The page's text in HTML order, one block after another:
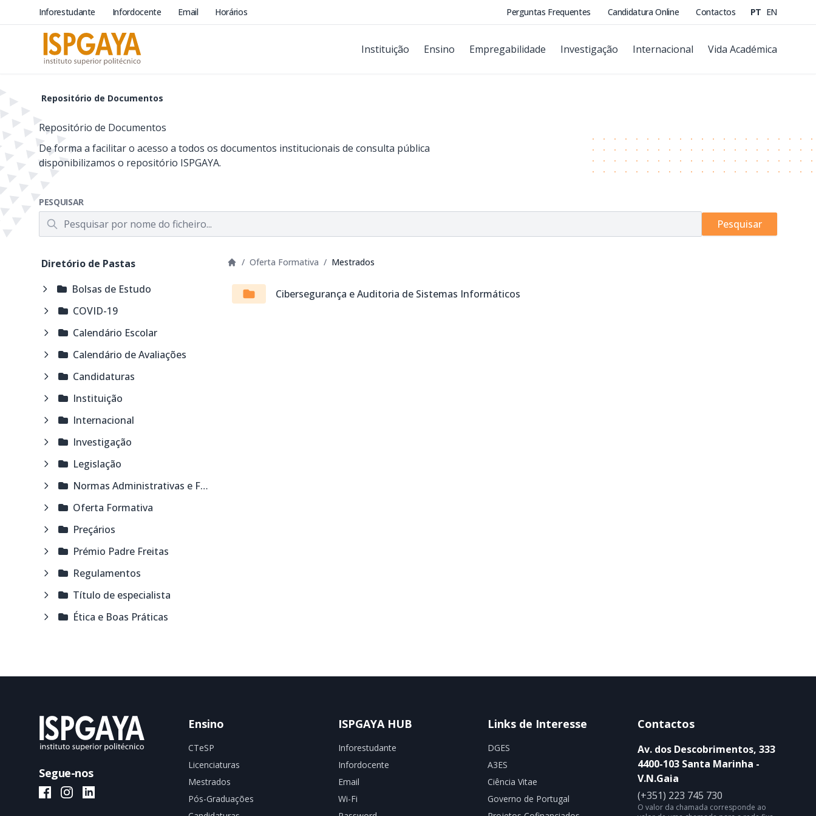
Inforestudante Infordocente Email Horários Perguntas Frequentes Candidatura Online Contactos PT EN
Instituição Ensino Empregabilidade Investigação Internacional Vida Académica
Repositório de Documentos
Repositório de Documentos
De forma a facilitar o acesso a todos os documentos institucionais de consulta pública
disponibilizamos o repositório ISPGAYA.
PESQUISAR
Pesquisar
Diretório de Pastas
Bolsas de Estudo
COVID-19
Calendário Escolar
Calendário de Avaliações
Candidaturas
Instituição
Internacional
Investigação
Legislação
Normas Administrativas e Financeiras
Oferta Formativa
Preçários
Prémio Padre Freitas
Regulamentos
Título de especialista
Ética e Boas Práticas
/ Oferta Formativa / Mestrados
Cibersegurança e Auditoria de Sistemas Informáticos
Segue-nos
ISPGAYA Facebook
ISPGAYA Instagram
ISPGAYA LinkedIn
Ensino
CTeSP
Licenciaturas
Mestrados
Pós-Graduações
ISPGAYA HUB
Inforestudante
Infordocente
Email
Wi-Fi
Links de Interesse
DGES
A3ES
Ciência Vitae
Governo de Portugal
Contactos
Av. dos Descobrimentos, 333
4400-103 Santa Marinha -
V.N.Gaia
(+351) 223 745 730
O valor da chamada corresponde ao